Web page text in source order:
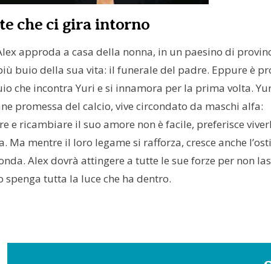
che ci gira intorno
approda a casa della nonna, in un paesino di
buio della sua vita: il funerale del padre. Eppure è
che incontra Yuri e si innamora per la prima volta.
promessa del calcio, vive circondato da maschi alfa:
e ricambiare il suo amore non è facile, preferisce
Ma mentre il loro legame si rafforza, cresce anche
Alex dovrà attingere a tutte le sue forze per non
spenga tutta la luce che ha dentro.